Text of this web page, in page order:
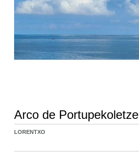
Arco de Portupekoletze
LORENTXO